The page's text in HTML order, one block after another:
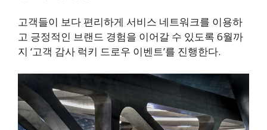
고객들이 보다 편리하게 서비스 네트워크를 이용하
고 긍정적인 브랜드 경험을 이어갈 수 있도록 6월까
지 ‘고객 감사 럭키 드로우 이벤트’를 진행한다.